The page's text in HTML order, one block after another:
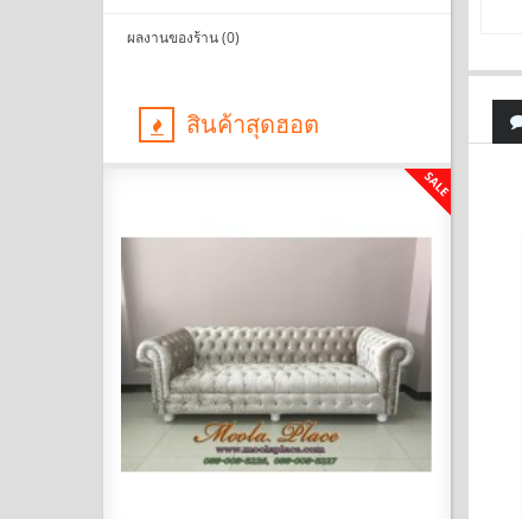
ผลงานของร้าน (0)
สินค้าสุดฮอต
SALE